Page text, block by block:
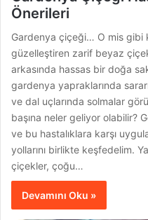
Önerileri
Gardenya çiçeği… O mis gibi
güzelleştiren zarif beyaz
arkasında hassas bir doğa
gardenya yapraklarında
ve dal uçlarında solmalar
başına neler geliyor olabilir?
ve bu hastalıklara karşı
yollarını birlikte keşfedelim.
çiçekler, çoğu…
Devamını Oku »